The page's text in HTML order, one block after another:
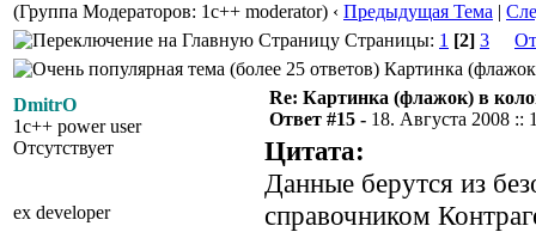
(Группа Модераторов: 1c++ moderator) ‹ Предыдущая Тема |
Страницы: 1 [2] 3
Картинка
DmitrO
1c++ power user
Отсутствует
ex developer
Re: Картинка (флажок) в
Ответ #15 - 18. Августа 2008 ::
Цитата:
Данные берутся из
справочником